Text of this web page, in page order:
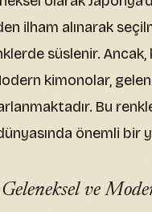
ilham alınarak
süslenir.
kimonolar,
Bu
önemli bir
ve